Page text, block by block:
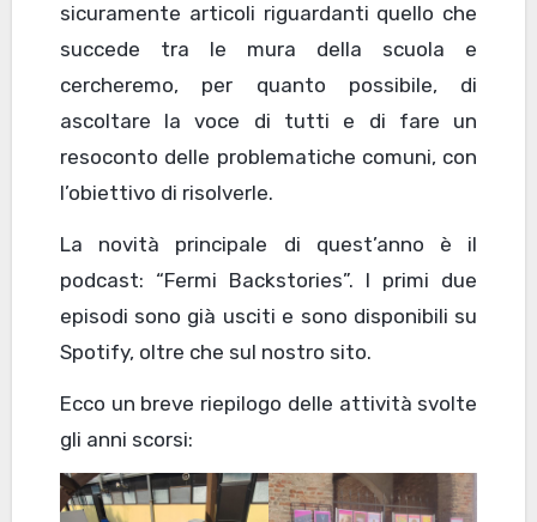
sicuramente articoli riguardanti quello che
succede tra le mura della scuola e
cercheremo, per quanto possibile, di
ascoltare la voce di tutti e di fare un
resoconto delle problematiche comuni, con
l’obiettivo di risolverle.
La novità principale di quest’anno è il
podcast: “Fermi Backstories”. I primi due
episodi sono già usciti e sono disponibili su
Spotify, oltre che sul nostro sito.
Ecco un breve riepilogo delle attività svolte
gli anni scorsi: